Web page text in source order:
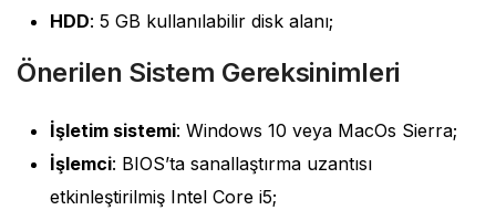
HDD: 5 GB kullanılabilir disk alanı;
Önerilen Sistem Gereksinimleri
İşletim sistemi: Windows 10 veya MacOs Sierra;
İşlemci: BIOS’ta sanallaştırma uzantısı
etkinleştirilmiş Intel Core i5;